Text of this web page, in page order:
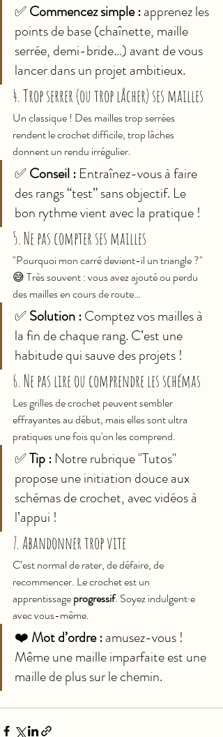
✅ Commencez simple : apprenez les
points de base (chaînette, maille
serrée, demi-bride…) avant de vous
lancer dans un projet ambitieux.
4. Trop serrer (ou trop lâcher) ses mailles
Un classique ! Des mailles trop serrées
rendent le crochet difficile, trop lâches
donnent un rendu irrégulier.
✅ Conseil : Entraînez-vous à faire
des rangs “test” sans objectif. Le
bon rythme vient avec la pratique !
5. Ne pas compter ses mailles
"Pourquoi mon carré devient-il un triangle ?"
😅 Très souvent : vous avez ajouté ou perdu
des mailles en cours de route…
✅ Solution : Comptez vos mailles à
la fin de chaque rang. C’est une
habitude qui sauve des projets !
6. Ne pas lire ou comprendre les schémas
Les grilles de crochet peuvent sembler
effrayantes au début, mais elles sont ultra
pratiques une fois qu'on les comprend.
✅ Tip : Notre rubrique "Tutos"
propose une initiation douce aux
schémas de crochet, avec vidéos à
l’appui !
7. Abandonner trop vite
C’est normal de rater, de défaire, de
recommencer. Le crochet est un
apprentissage progressif. Soyez indulgent·e
avec vous-même.
❤️ Mot d’ordre : amusez-vous !
Même une maille imparfaite est une
maille de plus sur le chemin.